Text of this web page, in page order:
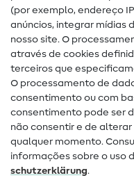
Guias de costura
Ajuda e contacto
Contacto
Mudança de proprietário
Perguntas frequentes
Direito de cancelamento
Popular
(por exemplo, endereço
anúncios, integrar mídias
nosso site. O
através de cookies
terceiros que
O processamento de
consentimento ou com
consentimento pode ser
não consentir e de
qualquer momento.
informações sobre o uso
schutz­erklärung.